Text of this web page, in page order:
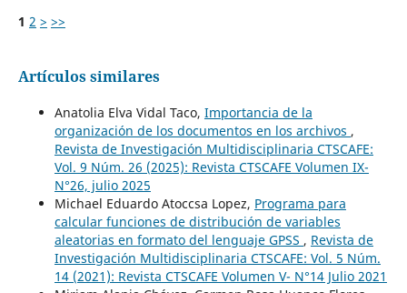
1 2 > >>
Artículos similares
Anatolia Elva Vidal Taco, Importancia de la
organización de los documentos en los archivos ,
Revista de Investigación Multidisciplinaria CTSCAFE:
Vol. 9 Núm. 26 (2025): Revista CTSCAFE Volumen IX-
N°26, julio 2025
Michael Eduardo Atoccsa Lopez, Programa para
calcular funciones de distribución de variables
aleatorias en formato del lenguaje GPSS , Revista de
Investigación Multidisciplinaria CTSCAFE: Vol. 5 Núm.
14 (2021): Revista CTSCAFE Volumen V- N°14 Julio 2021